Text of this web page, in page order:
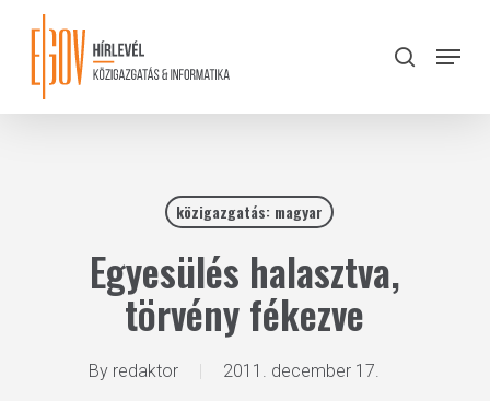
content
search
Menu
közigazgatás: magyar
Egyesülés halasztva,
törvény fékezve
By redaktor 2011. december 17.
Close